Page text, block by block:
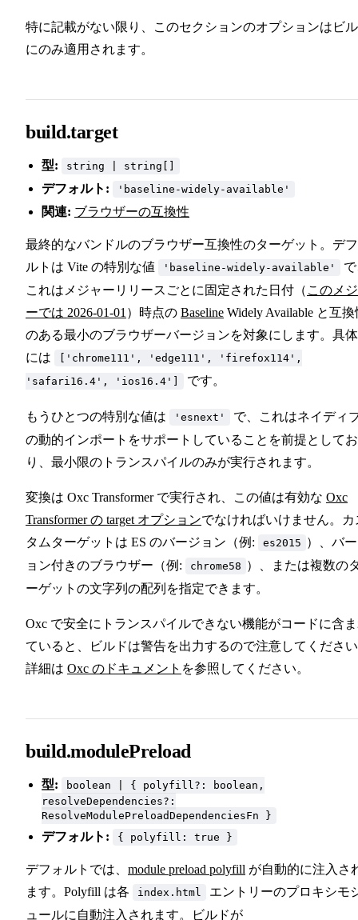
特に記載がない限り、このセクションのオプションはビ
にのみ適用されます。
build.target
型: string | string[]
デフォルト: 'baseline-widely-available'
関連: ブラウザーの互換性
最終的なバンドルのブラウザー互換性のターゲット。デ
ルトは Vite の特別な値
'baseline-widely-available'
これはメジャーリリースごとに固定された日付（ このメ
ーでは 2026-01-01 ）時点の Baseline Widely Available と互換
のある最小のブラウザーバージョンを対象にします。具
には
['chrome111', 'edge111', 'firefox114',
'safari16.4', 'ios16.4']
です。
もうひとつの特別な値は 'esnext'
で、これはネイディ
の動的インポートをサポートしていることを前提としてお
り、最小限のトランスパイルのみが実行されます。
変換は Oxc Transformer で実行され、この値は有効な Oxc
Transformer の target オプションでなければいけません。カ
タムターゲットは ES のバージョン（例:
es2015 ）、バ
ョン付きのブラウザー（例:
chrome58 ）、または複数の
ーゲットの文字列の配列を指定できます。
Oxc で安全にトランスパイルできない機能がコードに含
ていると、ビルドは警告を出力するので注意してくださ
詳細は Oxc のドキュメント を参照してください。
build.modulePreload
型:
boolean | { polyfill?: boolean,
resolveDependencies?:
ResolveModulePreloadDependenciesFn }
デフォルト: { polyfill: true }
デフォルトでは、 module preload polyfill が自動的に注入さ
ます。Polyfill は各
index.html
エントリーのプロキシモ
ュールに自動注入されます。ビルドが